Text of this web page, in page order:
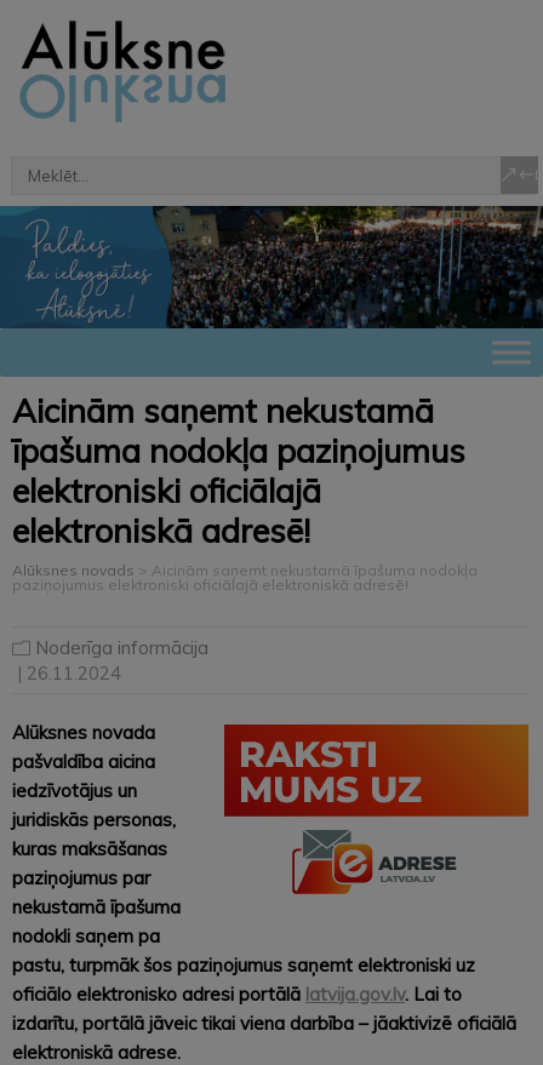
Aicinām saņemt nekustamā
īpašuma nodokļa paziņojumus
elektroniski oficiālajā
elektroniskā adresē!
Alūksnes novads > Aicinām saņemt nekustamā īpašuma nodokļa
paziņojumus elektroniski oficiālajā elektroniskā adresē!
Noderīga informācija
| 26.11.2024
Alūksnes novada
pašvaldība aicina
iedzīvotājus un
juridiskās personas,
kuras maksāšanas
paziņojumus par
nekustamā īpašuma
nodokli saņem pa
pastu, turpmāk šos paziņojumus saņemt elektroniski uz
oficiālo elektronisko adresi portālā latvija.gov.lv. Lai to
izdarītu, portālā jāveic tikai viena darbība – jāaktivizē oficiālā
elektroniskā adrese.